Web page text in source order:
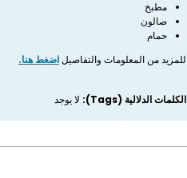
مطبخ
صالون
حمام
للمزيد من المعلومات والتفاصيلاضغط هنا.
الكلمات الدلالية (Tags): لا يوجد